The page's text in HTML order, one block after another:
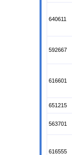
640611
592667
616601
651215
563701
616555